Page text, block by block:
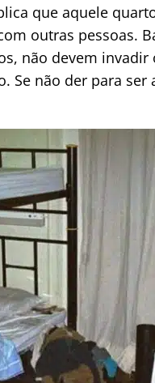
que aquele
outras pessoas.
não devem invadir
Se não der para